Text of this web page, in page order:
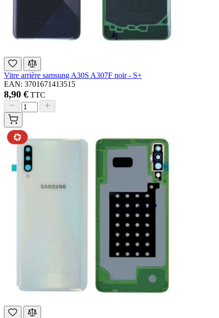
Vitre arrière samsung A30S A307F noir - S+
EAN: 3701671413515
8,90 € TTC